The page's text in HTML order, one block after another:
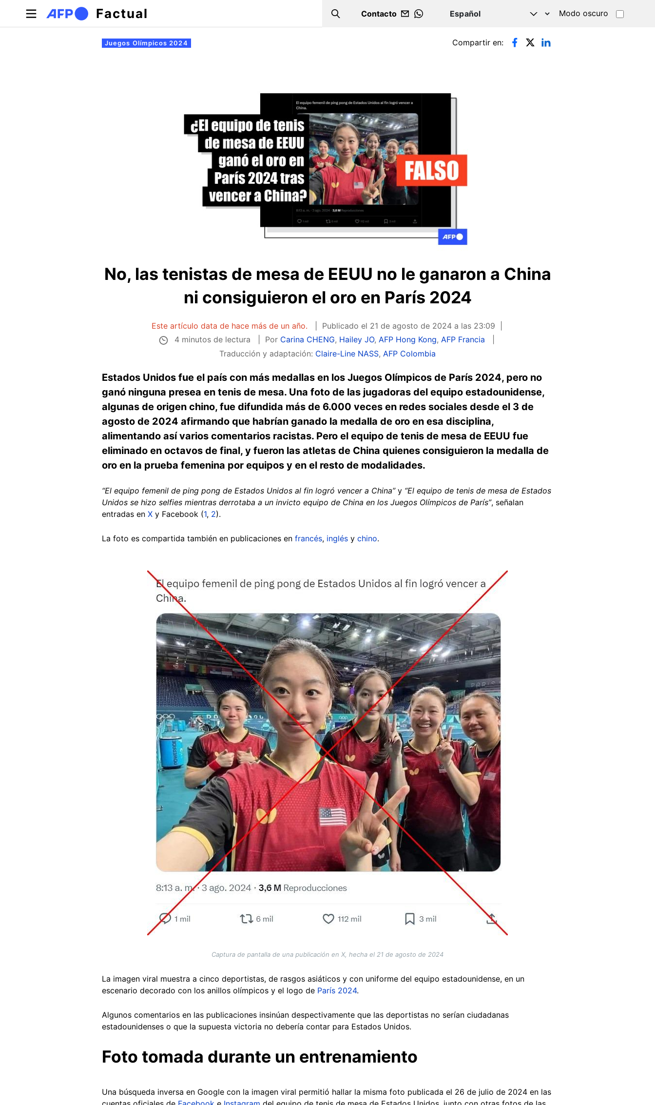
Pasar al contenido principal
Factual Search
Contacto
WHATSAPP
Modo oscuro
Solapas principales
Juegos Olímpicos 2024 Compartir en:
No, las tenistas de mesa de EEUU no le ganaron a China
ni consiguieron el oro en París 2024
Este artículo data de hace más de un año. Publicado el 21 de agosto de 2024 a las 23:09
4 minutos de lectura
Por Carina CHENG, Hailey JO,AFP Hong Kong,AFP Francia
Traducción y adaptación: Claire-Line NASS, AFP Colombia
Estados Unidos fue el país con más medallas en los Juegos Olímpicos de París 2024, pero no
ganó ninguna presea en tenis de mesa. Una foto de las jugadoras del equipo estadounidense,
algunas de origen chino, fue difundida más de 6.000 veces en redes sociales desde el 3 de
agosto de 2024 afirmando que habrían ganado la medalla de oro en esa disciplina,
alimentando así varios comentarios racistas. Pero el equipo de tenis de mesa de EEUU fue
eliminado en octavos de final, y fueron las atletas de China quienes consiguieron la medalla de
oro en la prueba femenina por equipos y en el resto de modalidades.
“El equipo femenil de ping pong de Estados Unidos al fin logró vencer a China”y “El equipo de tenis de mesa de Estados
Unidos se hizo selfies mientras derrotaba a un invicto equipo de China en los Juegos Olímpicos de París”, señalan
entradas en X y Facebook (1, 2).
La foto es compartida también en publicaciones en francés, inglés y chino.
Captura de pantalla de una publicación en X, hecha el 21 de agosto de 2024
La imagen viral muestra a cinco deportistas, de rasgos asiáticos y con uniforme del equipo estadounidense, en un
escenario decorado con los anillos olímpicos y el logo de París 2024.
Algunos comentarios en las publicaciones insinúan despectivamente que las deportistas no serían ciudadanas
estadounidenses o que la supuesta victoria no debería contar para Estados Unidos.
Foto tomada durante un entrenamiento
Una búsqueda inversa en Google con la imagen viral permitió hallar la misma foto publicada el 26 de julio de 2024 en las